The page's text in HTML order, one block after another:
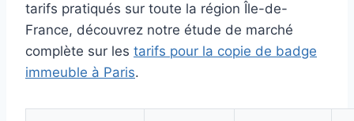
tarifs pratiqués sur toute la région Île-de-
France, découvrez notre étude de marché
complète sur les tarifs pour la copie de badge
immeuble à Paris.